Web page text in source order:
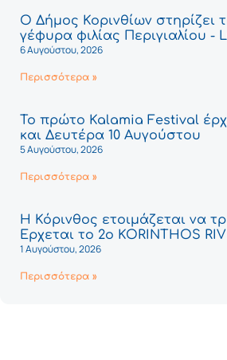
Ο Δήμος Κορινθίων στηρίζει
γέφυρα φιλίας Περιγιαλίου -
6 Αυγούστου, 2026
Περισσότερα »
Το πρώτο Kalamia Festival
και Δευτέρα 10 Αυγούστου
5 Αυγούστου, 2026
Περισσότερα »
Η Κόρινθος ετοιμάζεται να
Έρχεται το 2ο KORINTHOS
1 Αυγούστου, 2026
Περισσότερα »